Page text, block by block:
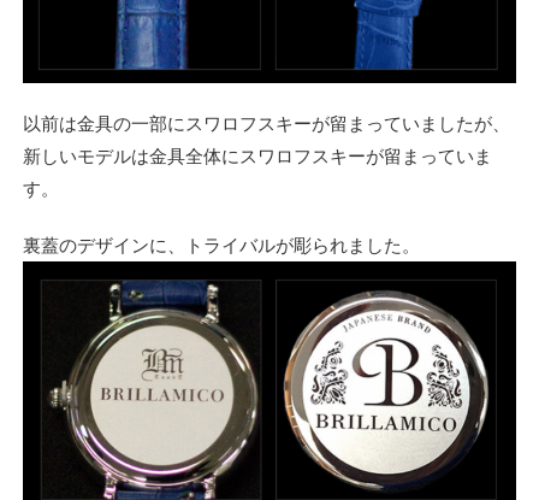
以前は金具の一部にスワロフスキーが留まっていましたが、
新しいモデルは金具全体にスワロフスキーが留まっていま
す。
裏蓋のデザインに、トライバルが彫られました。